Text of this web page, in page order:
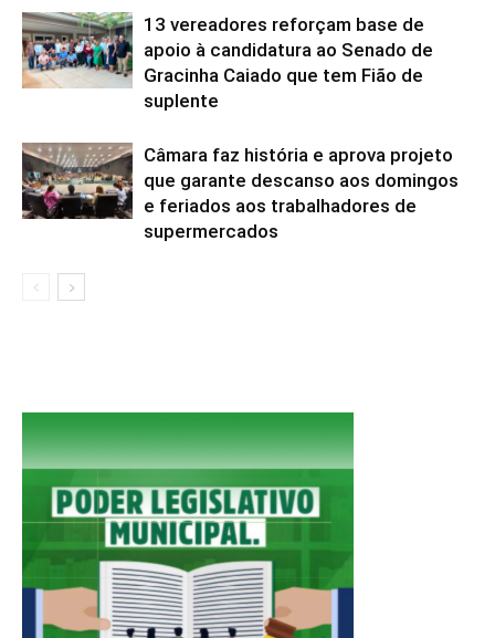
13 vereadores reforçam base de
apoio à candidatura ao Senado de
Gracinha Caiado que tem Fião de
suplente
Câmara faz história e aprova projeto
que garante descanso aos domingos
e feriados aos trabalhadores de
supermercados